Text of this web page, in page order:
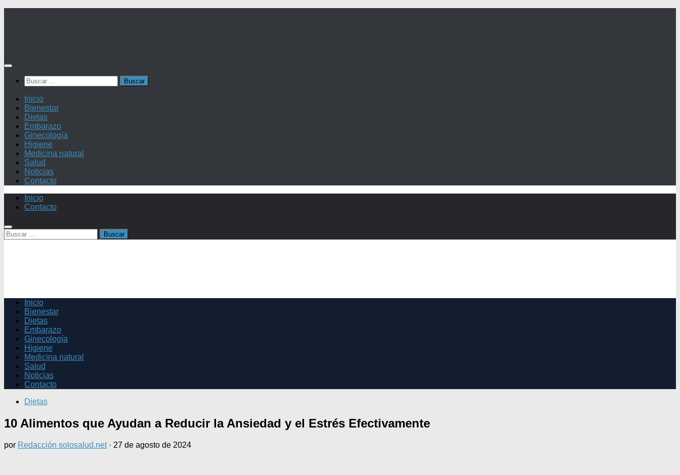
Buscar:
Inicio
Bienestar
Dietas
Embarazo
Ginecología
Higiene
Medicina natural
Salud
Noticias
Contacto
Inicio
Contacto
Buscar:
Inicio
Bienestar
Dietas
Embarazo
Ginecología
Higiene
Medicina natural
Salud
Noticias
Contacto
Dietas
10 Alimentos que Ayudan a Reducir la Ansiedad y el Estrés Efectivamente
por Redacción solosalud.net · 27 de agosto de 2024